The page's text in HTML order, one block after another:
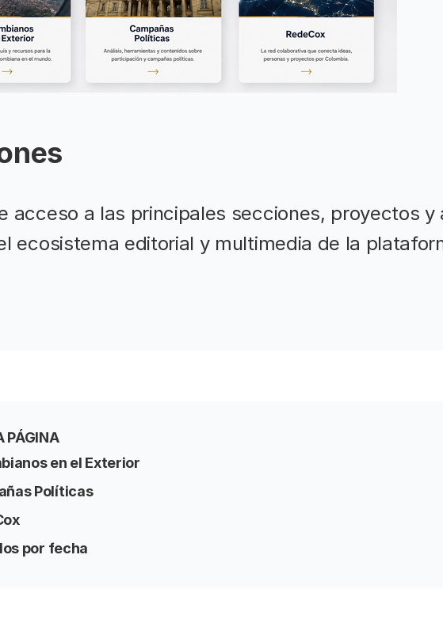
acceso a las principales secciones, proyectos
ecosistema editorial y multimedia de la
PÁGINA
en el Exterior
Políticas
por fecha